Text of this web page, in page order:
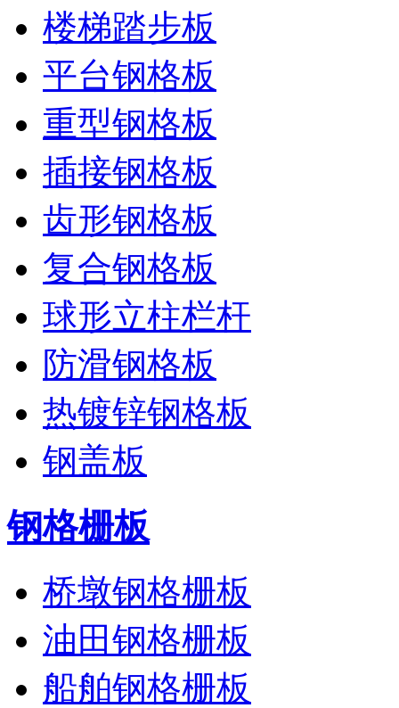
楼梯踏步板
平台钢格板
重型钢格板
插接钢格板
齿形钢格板
复合钢格板
球形立柱栏杆
防滑钢格板
热镀锌钢格板
钢盖板
钢格栅板
桥墩钢格栅板
油田钢格栅板
船舶钢格栅板